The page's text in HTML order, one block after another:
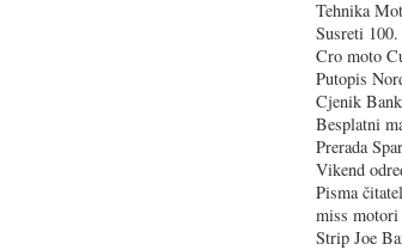
Tehnika
Susreti 100.
Cro moto
Putopis
Cjenik
Besplatni
Prerada
Vikend
Pisma
miss motori
Strip Joe